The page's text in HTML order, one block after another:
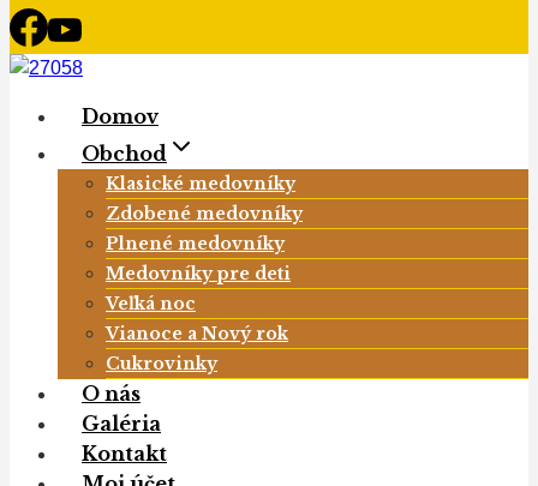
Domov
Obchod
Klasické medovníky
Zdobené medovníky
Plnené medovníky
Medovníky pre deti
Veľká noc
Vianoce a Nový rok
Cukrovinky
O nás
Galéria
Kontakt